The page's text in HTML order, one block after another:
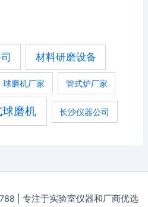
材料研磨设备
球磨机厂家 管式炉厂家
磨机 长沙仪器公司
| 专注于实验室仪器和厂商优选